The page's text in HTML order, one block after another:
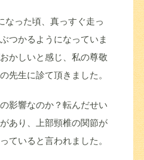
なった頃、真っすぐ走っ
つかるようになっていま
かしいと感じ、私の尊敬
先生に診て頂きました。
影響なのか？転んだせい
あり、上部頸椎の関節が
ていると言われました。